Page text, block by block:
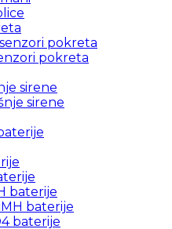
pokreta
pokreta
sirene
sirene
baterije
baterije
baterije